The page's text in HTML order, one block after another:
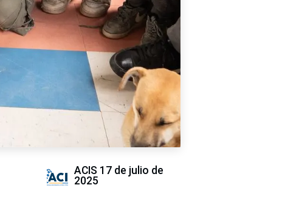
ACIS 17 de julio de
2025